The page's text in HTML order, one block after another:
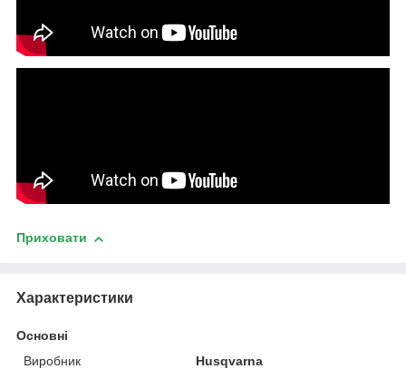
Приховати
Характеристики
Основні
Виробник
Husqvarna